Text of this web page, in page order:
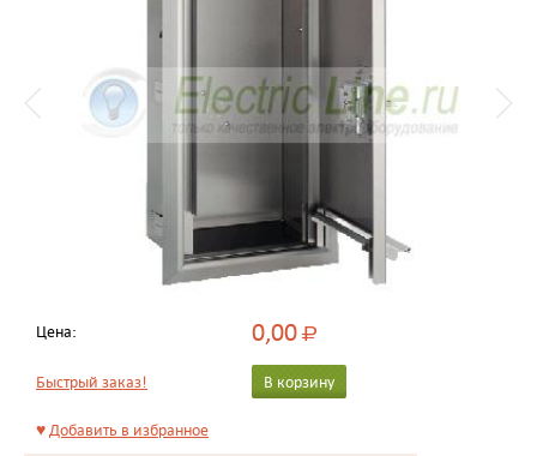
Цена: 0,00Р
Быстрый заказ! В корзину
♥Добавить в избранное